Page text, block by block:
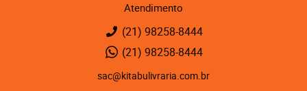
Atendimento
(21) 98258-8444
(21) 98258-8444
sac@kitabulivraria.com.br